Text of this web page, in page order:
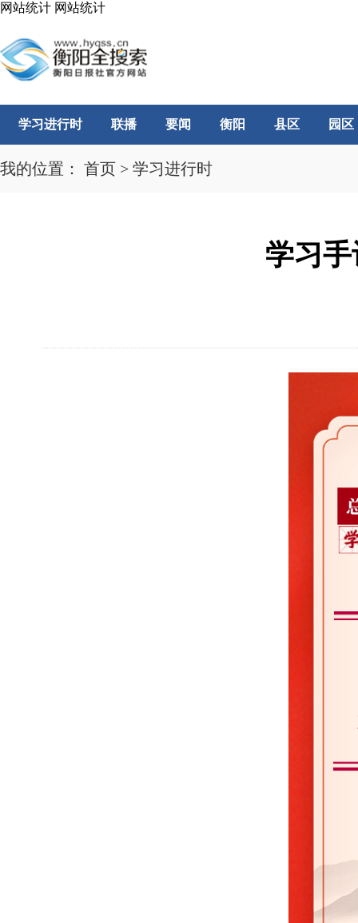
网站统计 网站统计
学习进行时 联播 要闻 衡阳 县区 园区
我的位置： 首页 > 学习进行时
学习